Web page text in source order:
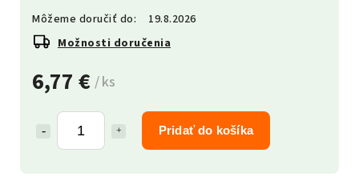
6,77 € / ks
Pridať do košíka
Môžeme doručiť do:
19.8.2026
Možnosti doručenia